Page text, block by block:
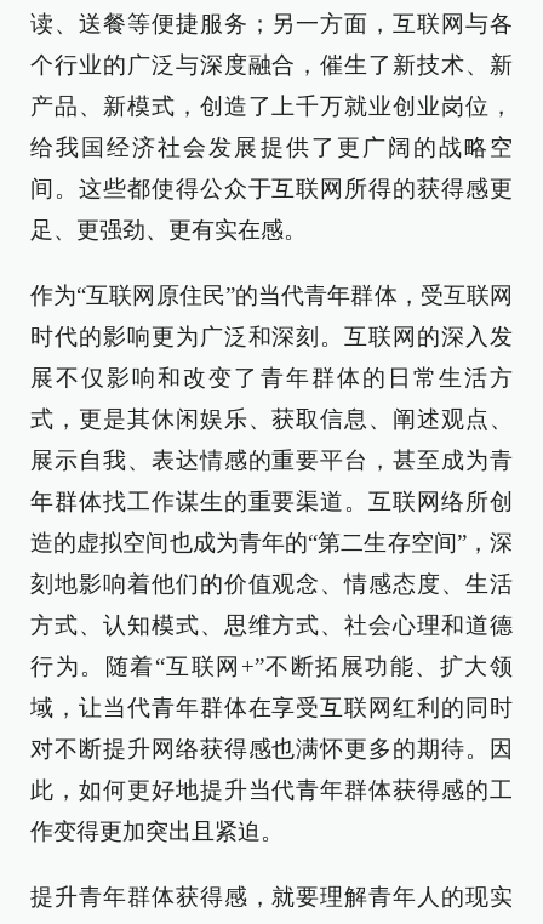
读、送餐等便捷服务；另一方面，互联网与各
个行业的广泛与深度融合，催生了新技术、新
产品、新模式，创造了上千万就业创业岗位，
给我国经济社会发展提供了更广阔的战略空
间。这些都使得公众于互联网所得的获得感更
足、更强劲、更有实在感。
作为“互联网原住民”的当代青年群体，受互联网
时代的影响更为广泛和深刻。互联网的深入发
展不仅影响和改变了青年群体的日常生活方
式，更是其休闲娱乐、获取信息、阐述观点、
展示自我、表达情感的重要平台，甚至成为青
年群体找工作谋生的重要渠道。互联网络所创
造的虚拟空间也成为青年的“第二生存空间”，深
刻地影响着他们的价值观念、情感态度、生活
方式、认知模式、思维方式、社会心理和道德
行为。随着“互联网+”不断拓展功能、扩大领
域，让当代青年群体在享受互联网红利的同时
对不断提升网络获得感也满怀更多的期待。因
此，如何更好地提升当代青年群体获得感的工
作变得更加突出且紧迫。
提升青年群体获得感，就要理解青年人的现实